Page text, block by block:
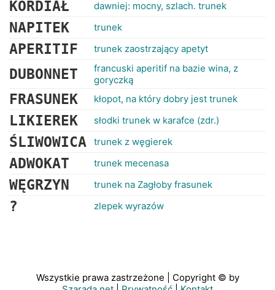
KORDIAŁ dawniej: mocny, szlach. trunek
NAPITEK trunek
APERITIF trunek zaostrzający apetyt
DUBONNET
francuski aperitif na bazie wina, z
goryczką
FRASUNEK kłopot, na który dobry jest trunek
LIKIEREK słodki trunek w karafce (zdr.)
ŚLIWOWICA trunek z węgierek
ADWOKAT trunek mecenasa
WĘGRZYN trunek na Zagłoby frasunek
? zlepek wyrazów
Wszystkie prawa zastrzeżone | Copyright © by